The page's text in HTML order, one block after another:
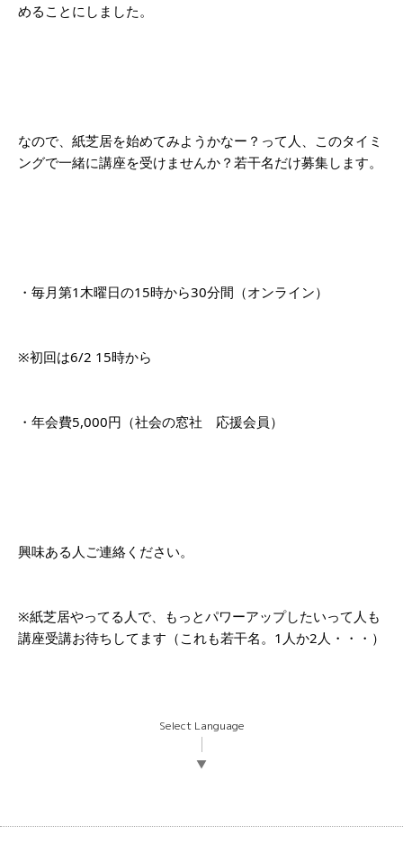
めることにしました。
なので、紙芝居を始めてみようかなー？って人、このタイミ
ングで一緒に講座を受けませんか？若干名だけ募集します。
・毎月第1木曜日の15時から30分間（オンライン）
※初回は6/2 15時から
・年会費5,000円（社会の窓社　応援会員）
興味ある人ご連絡ください。
※紙芝居やってる人で、もっとパワーアップしたいって人も
講座受講お待ちしてます（これも若干名。1人か2人・・・）
Select Language
▼